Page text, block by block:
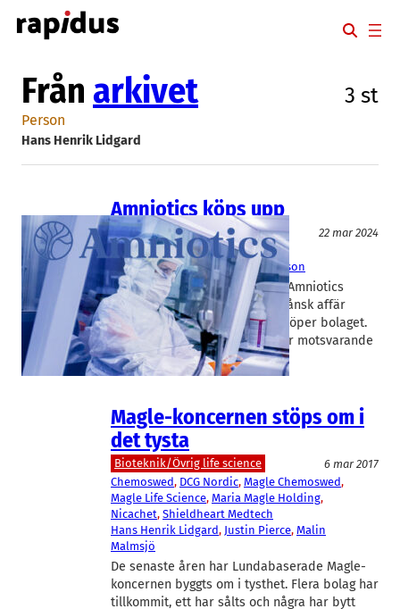
Hoppa
till
Från arkivet 3 st
Person
Hans Henrik Lidgard
Amniotics köps upp
Läkemedel
22 mar 2024
Amniotics
Magle Chemoswed
Hans Henrik Lidgard, Marcus Larsson
Läkemedelsforskningsbolaget Amniotics
räddas från konkurs i en helskånsk affär
genom att Magle Chemoswed köper bolaget.
Priset per aktie är 0,004 kronor motsvarande
11 Mkr för…
Magle-koncernen stöps om i
det tysta
Bioteknik/Övrig life science
6 mar 2017
Chemoswed, DCG Nordic, Magle Chemoswed
Magle Life Science, Maria Magle Holding
Nicachet, Shieldheart Medtech
Hans Henrik Lidgard, Justin Pierce, Malin
Malmsjö
De senaste åren har Lundabaserade Magle-
koncernen byggts om i tysthet. Flera bolag har
tillkommit, ett har sålts och några har bytt